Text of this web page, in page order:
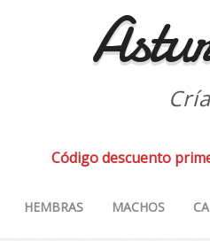
Código descuento
HEMBRAS MACHOS